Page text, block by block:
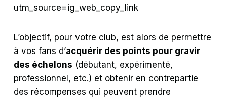
utm_source=ig_web_copy_link
L’objectif, pour votre club, est alors de permettre
à vos fans d’acquérir des points pour gravir
des échelons (débutant, expérimenté,
professionnel, etc.) et obtenir en contrepartie
des récompenses qui peuvent prendre